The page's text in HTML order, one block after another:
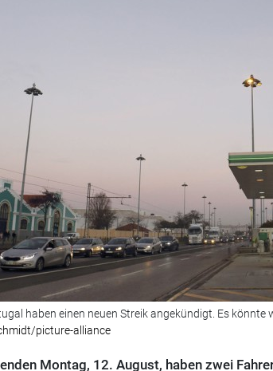
haben einen neuen Streik angekündigt. Es
picture-alliance
Montag, 12. August, haben zwei